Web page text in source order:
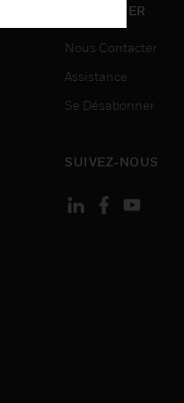
CONTACTER
Nous Contacter
Assistance
Se Désabonner
SUIVEZ-NOUS